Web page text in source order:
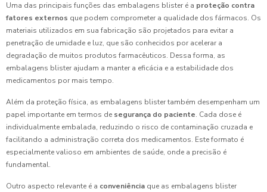
Uma das principais funções das embalagens blister é a proteção contra
fatores externos que podem comprometer a qualidade dos fármacos. Os
materiais utilizados em sua fabricação são projetados para evitar a
penetração de umidade e luz, que são conhecidos por acelerar a
degradação de muitos produtos farmacêuticos. Dessa forma, as
embalagens blister ajudam a manter a eficácia e a estabilidade dos
medicamentos por mais tempo.
Além da proteção física, as embalagens blister também desempenham um
papel importante em termos de segurança do paciente. Cada dose é
individualmente embalada, reduzindo o risco de contaminação cruzada e
facilitando a administração correta dos medicamentos. Este formato é
especialmente valioso em ambientes de saúde, onde a precisão é
fundamental.
Outro aspecto relevante é a conveniência que as embalagens blister